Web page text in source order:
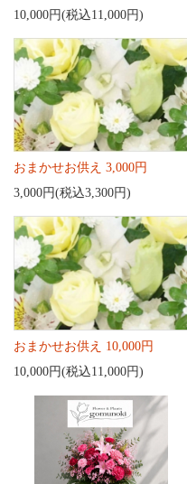
10,000円(税込11,000円)
おまかせお供え 3,000円
3,000円(税込3,300円)
おまかせお供え 10,000円
10,000円(税込11,000円)